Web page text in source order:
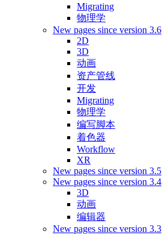
Migrating
物理学
New pages since version 3.6
2D
3D
动画
资产管线
开发
Migrating
物理学
编写脚本
着色器
Workflow
XR
New pages since version 3.5
New pages since version 3.4
3D
动画
编辑器
New pages since version 3.3